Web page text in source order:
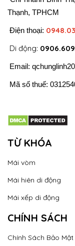
Thạnh, TPHCM
Điện thoại:
Di động:
Email:
Mã số thuế:
TỪ KHÓA
Mái vòm
Mái hiên di động
Mái xếp di động
CHÍNH SÁCH
Chính Sách Bảo